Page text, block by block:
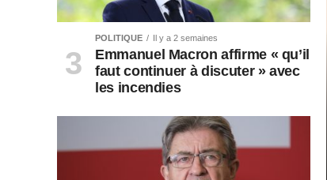
POLITIQUE Il y a 2 semaines
Emmanuel Macron affirme « qu’il
faut continuer à discuter » avec
les incendies